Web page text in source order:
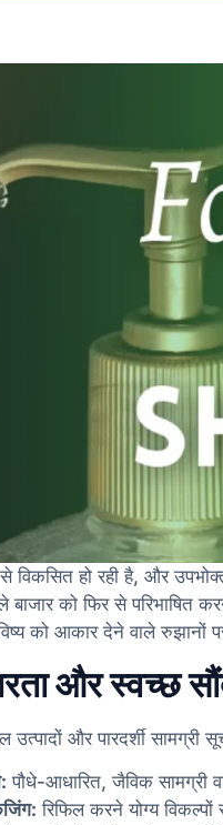
विकसित हो रही है, और
को फिर से परिभाषित
को आकार देने वाले रुझानों
और स्वच्छ
उत्पादों और पारदर्शी सामग्री
पौधे-आधारित, जैविक सामग्री
रिफिल करने योग्य